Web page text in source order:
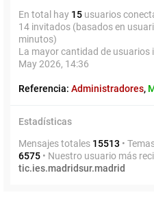
En total hay 15 usuarios
14 invitados (basados en
minutos)
La mayor cantidad de usuarios
May 2026, 14:36
Referencia: Administradores,
Estadísticas
Mensajes totales 15513 •
6575 • Nuestro usuario más
tic.ies.madridsur.madrid